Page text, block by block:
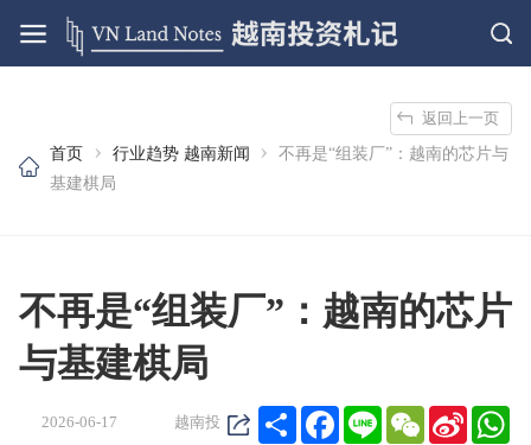
返回上一页
首页 › 行业趋势 越南新闻 ›
不再是“组装厂”：越南的芯片与
基建棋局
不再是“组装厂”：越南的芯片
与基建棋局
Share FacebookLine WeChat Sina
Weibo
2026-06-17
越南投